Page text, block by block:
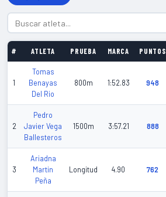
# ATLETA PRUEBA MARCA PUNTOS
1
Tomas
Benayas
Del Rio
800m 1:52.83 948
2
Pedro
Javier Vega
Ballesteros
1500m 3:57.21 888
3
Ariadna
Martin
Peña
Longitud 4.90 762